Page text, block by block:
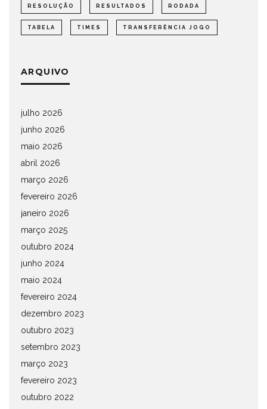
RESOLUÇÃO RESULTADOS RODADA
TABELA TIMES TRANSFERÊNCIA JOGO
ARQUIVO
julho 2026
junho 2026
maio 2026
abril 2026
março 2026
fevereiro 2026
janeiro 2026
março 2025
outubro 2024
junho 2024
maio 2024
fevereiro 2024
dezembro 2023
outubro 2023
setembro 2023
março 2023
fevereiro 2023
outubro 2022